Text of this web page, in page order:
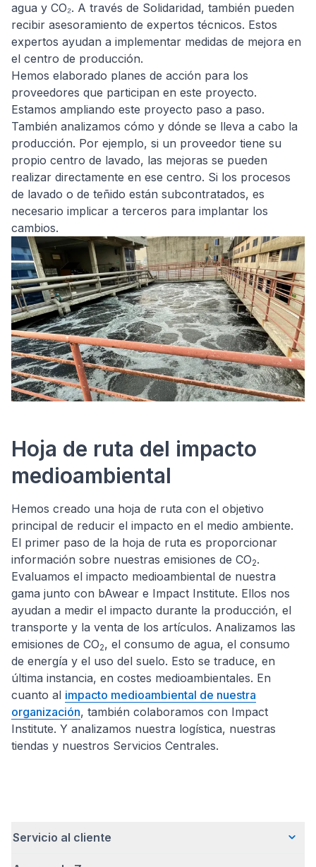
agua y CO₂. A través de Solidaridad, también pueden
recibir asesoramiento de expertos técnicos. Estos
expertos ayudan a implementar medidas de mejora en
el centro de producción.
Hemos elaborado planes de acción para los
proveedores que participan en este proyecto.
Estamos ampliando este proyecto paso a paso.
También analizamos cómo y dónde se lleva a cabo la
producción. Por ejemplo, si un proveedor tiene su
propio centro de lavado, las mejoras se pueden
realizar directamente en ese centro. Si los procesos
de lavado o de teñido están subcontratados, es
necesario implicar a terceros para implantar los
cambios.
Hoja de ruta del impacto
medioambiental
Hemos creado una hoja de ruta con el objetivo
principal de reducir el impacto en el medio ambiente.
El primer paso de la hoja de ruta es proporcionar
información sobre nuestras emisiones de CO2.
Evaluamos el impacto medioambiental de nuestra
gama junto con bAwear e Impact Institute. Ellos nos
ayudan a medir el impacto durante la producción, el
transporte y la venta de los artículos. Analizamos las
emisiones de CO2, el consumo de agua, el consumo
de energía y el uso del suelo. Esto se traduce, en
última instancia, en costes medioambientales. En
cuanto al impacto medioambiental de nuestra
organización, también colaboramos con Impact
Institute. Y analizamos nuestra logística, nuestras
tiendas y nuestros Servicios Centrales.
Servicio al cliente